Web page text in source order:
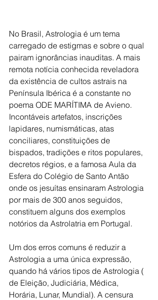
No Brasil, Astrologia é um tema
carregado de estigmas e sobre o qual
pairam ignorâncias inauditas. A mais
remota notícia conhecida reveladora
da existência de cultos astrais na
Península Ibérica é a constante no
poema ODE MARÍTIMA de Avieno.
Incontáveis artefatos, inscrições
lapidares, numismáticas, atas
conciliares, constituições de
bispados, tradições e ritos populares,
decretos régios, e a famosa Aula da
Esfera do Colégio de Santo Antão
onde os jesuítas ensinaram Astrologia
por mais de 300 anos seguidos,
constituem alguns dos exemplos
notórios da Astrolatria em Portugal.
Um dos erros comuns é reduzir a
Astrologia a uma única expressão,
quando há vários tipos de Astrologia (
de Eleição, Judiciária, Médica,
Horária, Lunar, Mundial). A censura